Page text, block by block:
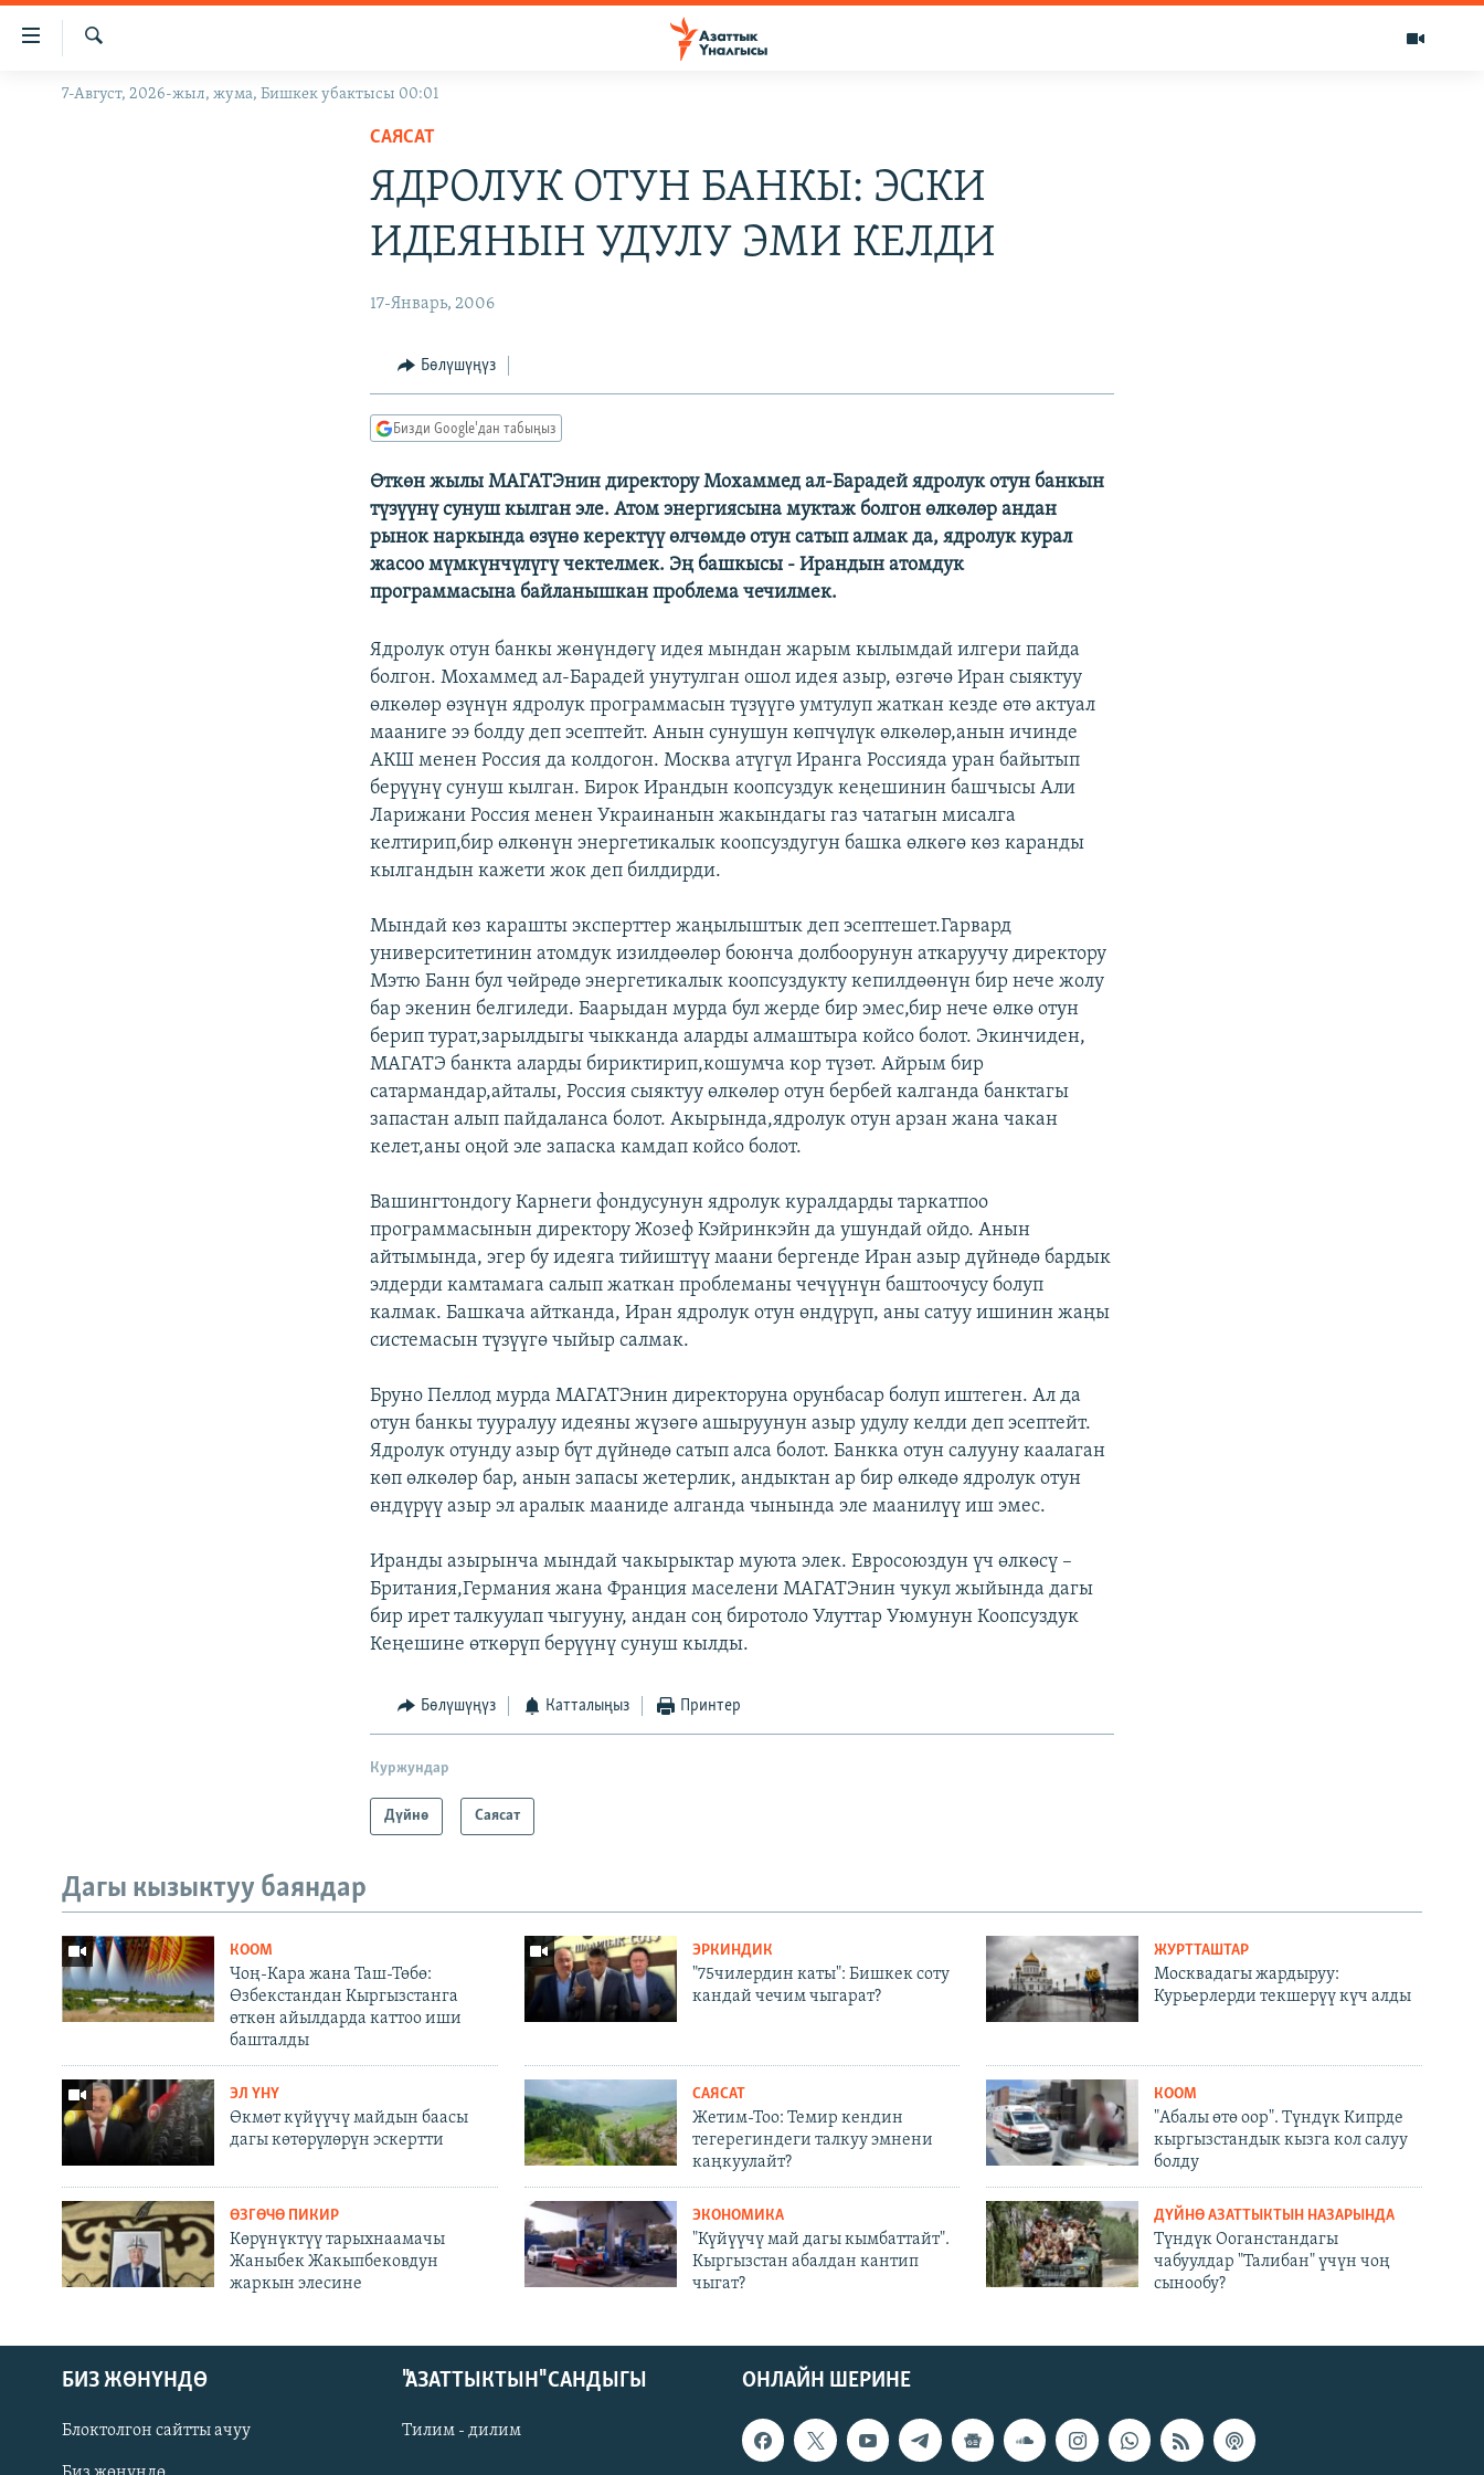
Линктер
Мазмунга
Навигацияга
ЖАҢЫЛЫКТАР
Издөө
7-Август, 2026-жыл, жума, Бишкек убактысы 00:01
САЯСАТ
ЯДРОЛУК ОТУН БАНКЫ: ЭСКИ
ИДЕЯНЫН УДУЛУ ЭМИ КЕЛДИ
17-Январь, 2006
Бөлүшүңүз
Бизди Google'дан табыңыз
Өткөн жылы МАГАТЭнин директору Мохаммед ал-Барадей ядролук отун банкын
түзүүнү сунуш кылган эле. Атом энергиясына муктаж болгон өлкөлөр андан
рынок наркында өзүнө керектүү өлчөмдө отун сатып алмак да, ядролук курал
жасоо мүмкүнчүлүгү чектелмек. Эң башкысы - Ирандын атомдук
программасына байланышкан проблема чечилмек.
Ядролук отун банкы жөнүндөгү идея мындан жарым кылымдай илгери пайда
болгон. Мохаммед ал-Барадей унутулган ошол идея азыр, өзгөчө Иран сыяктуу
өлкөлөр өзүнүн ядролук программасын түзүүгө умтулуп жаткан кезде өтө актуал
мааниге ээ болду деп эсептейт. Анын сунушун көпчүлүк өлкөлөр,анын ичинде
АКШ менен Россия да колдогон. Москва атүгүл Иранга Россияда уран байытып
берүүнү сунуш кылган. Бирок Ирандын коопсуздук кеңешинин башчысы Али
Ларижани Россия менен Украинанын жакындагы газ чатагын мисалга
келтирип,бир өлкөнүн энергетикалык коопсуздугун башка өлкөгө көз каранды
кылгандын кажети жок деп билдирди.
Мындай көз карашты эксперттер жаңылыштык деп эсептешет.Гарвард
университетинин атомдук изилдөөлөр боюнча долбоорунун аткаруучу директору
Мэтю Банн бул чөйрөдө энергетикалык коопсуздукту кепилдөөнүн бир нече жолу
бар экенин белгиледи. Баарыдан мурда бул жерде бир эмес,бир нече өлкө отун
берип турат,зарылдыгы чыкканда аларды алмаштыра койсо болот. Экинчиден,
МАГАТЭ банкта аларды бириктирип,кошумча кор түзөт. Айрым бир
сатармандар,айталы, Россия сыяктуу өлкөлөр отун бербей калганда банктагы
запастан алып пайдаланса болот. Акырында,ядролук отун арзан жана чакан
келет,аны оңой эле запаска камдап койсо болот.
Вашингтондогу Карнеги фондусунун ядролук куралдарды таркатпоо
программасынын директору Жозеф Кэйринкэйн да ушундай ойдо. Анын
айтымында, эгер бу идеяга тийиштүү маани бергенде Иран азыр дүйнөдө бардык
элдерди камтамага салып жаткан проблеманы чечүүнүн баштоочусу болуп
калмак. Башкача айтканда, Иран ядролук отун өндүрүп, аны сатуу ишинин жаңы
системасын түзүүгө чыйыр салмак.
Бруно Пеллод мурда МАГАТЭнин директоруна орунбасар болуп иштеген. Ал да
отун банкы тууралуу идеяны жүзөгө ашыруунун азыр удулу келди деп эсептейт.
Ядролук отунду азыр бүт дүйнөдө сатып алса болот. Банкка отун салууну каалаган
көп өлкөлөр бар, анын запасы жетерлик, андыктан ар бир өлкөдө ядролук отун
өндүрүү азыр эл аралык мааниде алганда чынында эле маанилүү иш эмес.
Иранды азырынча мындай чакырыктар муюта элек. Евросоюздун үч өлкөсү –
Британия,Германия жана Франция маселени МАГАТЭнин чукул жыйында дагы
бир ирет талкуулап чыгууну, андан соң биротоло Улуттар Уюмунун Коопсуздук
Кеңешине өткөрүп берүүнү сунуш кылды.
Бөлүшүңүз Катталыңыз Принтер
Куржундар
Дүйнө Саясат
Дагы кызыктуу баяндар
КООМ
Чоң-Кара жана Таш-Төбө:
Өзбекстандан Кыргызстанга
өткөн айылдарда каттоо иши
башталды
ЭРКИНДИК
"75чилердин каты": Бишкек соту
кандай чечим чыгарат?
ЖУРТТАШТАР
Москвадагы жардыруу:
Курьерлерди текшерүү күч алды
ЭЛ ҮНҮ
Өкмөт күйүүчү майдын баасы
дагы көтөрүлөрүн эскертти
САЯСАТ
Жетим-Тоо: Темир кендин
тегерегиндеги талкуу эмнени
каңкуулайт?
КООМ
"Абалы өтө оор". Түндүк Кипрде
кыргызстандык кызга кол салуу
болду
ӨЗГӨЧӨ ПИКИР
Көрүнүктүү тарыхнаамачы
Жаныбек Жакыпбековдун
жаркын элесине
ЭКОНОМИКА
"Күйүүчү май дагы кымбаттайт".
Кыргызстан абалдан кантип
чыгат?
ДҮЙНӨ АЗАТТЫКТЫН НАЗАРЫНДА
Түндүк Ооганстандагы
чабуулдар "Талибан" үчүн чоң
сынообу?
ОНЛАЙН ШЕРИНЕ
БИЗ ЖӨНҮНДӨ
Блоктолгон сайтты ачуу
"АЗАТТЫКТЫН" САНДЫГЫ
Тилим - дилим